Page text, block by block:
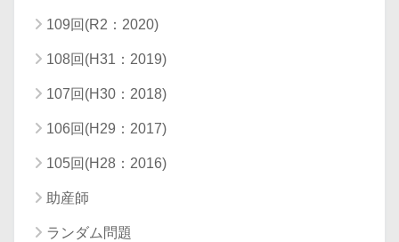
109回(R2：2020)
108回(H31：2019)
107回(H30：2018)
106回(H29：2017)
105回(H28：2016)
助産師
ランダム問題